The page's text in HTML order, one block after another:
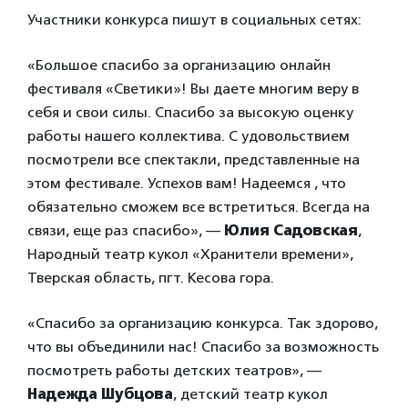
Участники конкурса пишут в социальных сетях:
«Большое спасибо за организацию онлайн
фестиваля «Светики»! Вы даете многим веру в
себя и свои силы. Спасибо за высокую оценку
работы нашего коллектива. С удовольствием
посмотрели все спектакли, представленные на
этом фестивале. Успехов вам! Надеемся , что
обязательно сможем все встретиться. Всегда на
связи, еще раз спасибо», — Юлия Садовская,
Народный театр кукол «Хранители времени»,
Тверская область, пгт. Кесова гора.
«Спасибо за организацию конкурса. Так здорово,
что вы объединили нас! Спасибо за возможность
посмотреть работы детских театров», —
Надежда Шубцова, детский театр кукол